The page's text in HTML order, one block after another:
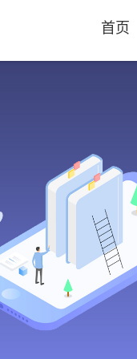
首页